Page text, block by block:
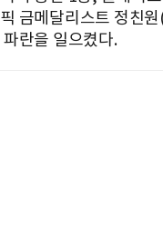
금메달리스트 정친
란을 일으켰다.